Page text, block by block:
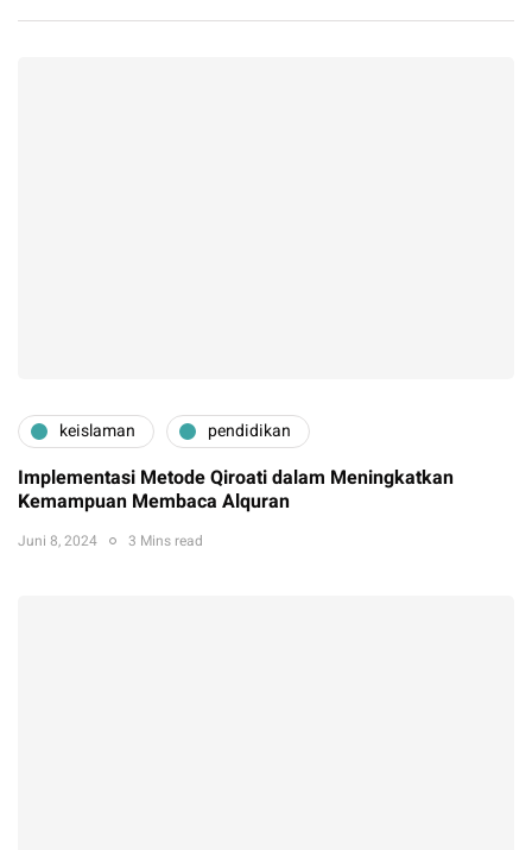
keislaman pendidikan
Implementasi Metode Qiroati dalam Meningkatkan
Kemampuan Membaca Alquran
Juni 8, 2024 3 Mins read